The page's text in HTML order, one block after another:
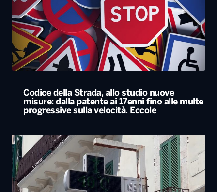
Codice della Strada, allo studio nuove
misure: dalla patente ai 17enni fino alle multe
progressive sulla velocità. Eccole